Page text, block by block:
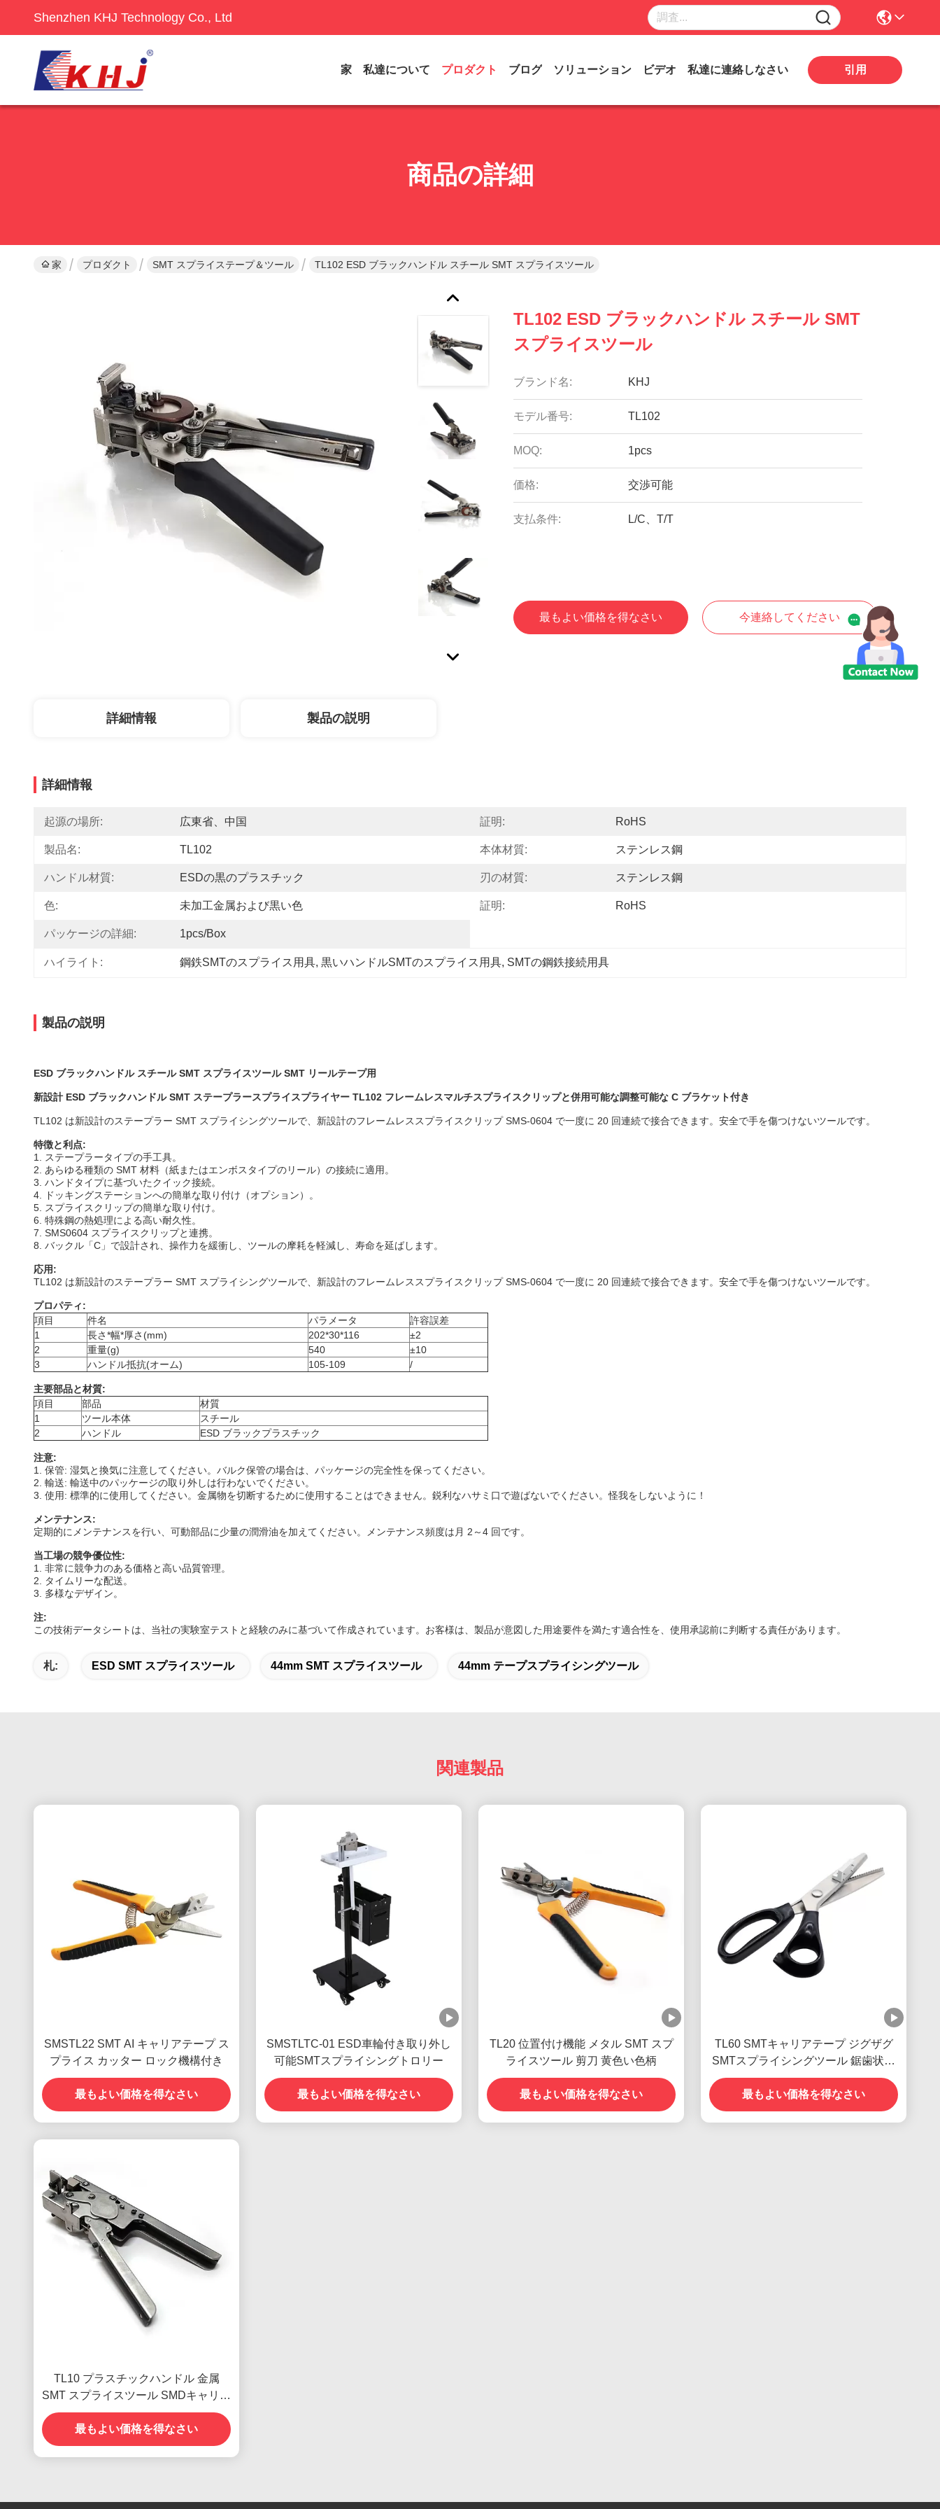
Shenzhen KHJ Technology Co., Ltd
家 私達について プロダクト ブログ ソリューション ビデオ 私達に連絡しなさい 引用
商品の詳細
家 プロダクト SMT スプライステープ＆ツール TL102 ESD ブラックハンドル スチール SMT スプライスツール
TL102 ESD ブラックハンドル スチール SMT
スプライスツール
ブランド名: KHJ
モデル番号: TL102
MOQ: 1pcs
価格: 交渉可能
支払条件: L/C、T/T
最もよい価格を得なさい 今連絡してください
詳細情報 製品の説明
詳細情報
起源の場所: 広東省、中国 証明: RoHS
製品名: TL102 本体材質: ステンレス鋼
ハンドル材質: ESDの黒のプラスチック 刃の材質: ステンレス鋼
色: 未加工金属および黒い色 証明: RoHS
パッケージの詳細: 1pcs/Box
ハイライト: 鋼鉄SMTのスプライス用具, 黒いハンドルSMTのスプライス用具, SMTの鋼鉄接続用具
製品の説明
ESD ブラックハンドル スチール SMT スプライスツール SMT リールテープ用
新設計 ESD ブラックハンドル SMT ステープラースプライスプライヤー TL102 フレームレスマルチスプライスクリップと併用可能な調整可能な C ブラケット付き
TL102 は新設計のステープラー SMT スプライシングツールで、新設計のフレームレススプライスクリップ SMS-0604 で一度に 20 回連続で接合できます。安全で手を傷つけないツールです。
特徴と利点:
1. ステープラータイプの手工具。
2. あらゆる種類の SMT 材料（紙またはエンボスタイプのリール）の接続に適用。
3. ハンドタイプに基づいたクイック接続。
4. ドッキングステーションへの簡単な取り付け（オプション）。
5. スプライスクリップの簡単な取り付け。
6. 特殊鋼の熱処理による高い耐久性。
7. SMS0604 スプライスクリップと連携。
8. バックル「C」で設計され、操作力を緩衝し、ツールの摩耗を軽減し、寿命を延ばします。
応用:
TL102 は新設計のステープラー SMT スプライシングツールで、新設計のフレームレススプライスクリップ SMS-0604 で一度に 20 回連続で接合できます。安全で手を傷つけないツールです。
プロパティ:
項目
件名 パラメータ
許容誤差
1
長さ*幅*厚さ(mm) 202*30*116
±2
2
重量(g) 540
±10
3
ハンドル抵抗(オーム) 105-109 /
主要部品と材質:
項目
部品
材質
1
ツール本体
スチール
2
ハンドル ESD ブラックプラスチック
注意:
1. 保管: 湿気と換気に注意してください。バルク保管の場合は、パッケージの完全性を保ってください。
2. 輸送: 輸送中のパッケージの取り外しは行わないでください。
3. 使用: 標準的に使用してください。金属物を切断するために使用することはできません。鋭利なハサミ口で遊ばないでください。怪我をしないように！
メンテナンス:
定期的にメンテナンスを行い、可動部品に少量の潤滑油を加えてください。メンテナンス頻度は月 2～4 回です。
当工場の競争優位性:
1. 非常に競争力のある価格と高い品質管理。
2. タイムリーな配送。
3. 多様なデザイン。
注:
この技術データシートは、当社の実験室テストと経験のみに基づいて作成されています。お客様は、製品が意図した用途要件を満たす適合性を、使用承認前に判断する責任があります。
札: ESD SMT スプライスツール 44mm SMT スプライスツール 44mm テープスプライシングツール
関連製品
SMSTL22 SMT AI キャリアテープ ス
プライス カッター ロック機構付き
最もよい価格を得なさい
SMSTLTC-01 ESD車輪付き取り外し
可能SMTスプライシングトロリー
最もよい価格を得なさい
TL20 位置付け機能 メタル SMT スプ
ライスツール 剪刀 黄色い色柄
最もよい価格を得なさい
TL60 SMTキャリアテープ ジグザグ
SMTスプライシングツール 鋸歯状デ
ザイン
最もよい価格を得なさい
TL10 プラスチックハンドル 金属
SMT スプライスツール SMDキャリア
テープ用
最もよい価格を得なさい